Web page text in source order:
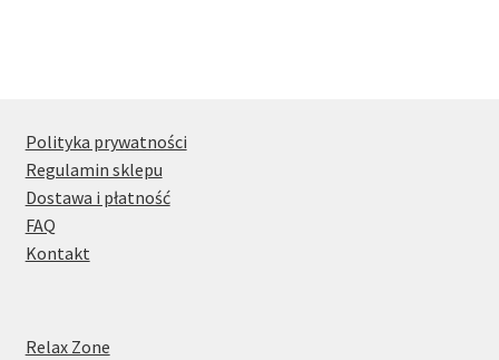
Polityka prywatności
Regulamin sklepu
Dostawa i płatność
FAQ
Kontakt
Relax Zone